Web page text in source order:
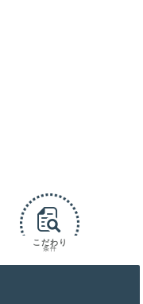
こだわり
条件